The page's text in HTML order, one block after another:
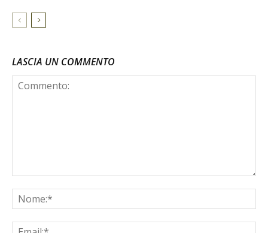
LASCIA UN COMMENTO